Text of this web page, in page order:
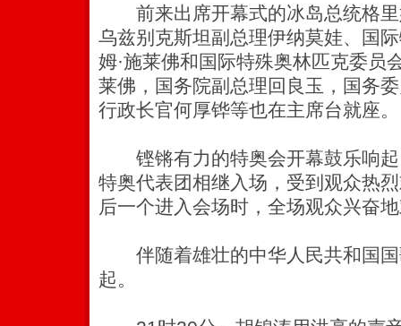
前来出席开幕式的冰岛总统格里
乌兹别克斯坦副总理伊纳莫娃、国
姆·施莱佛和国际特殊奥林匹克委员
莱佛，国务院副总理回良玉，国务
行政长官何厚铧等也在主席台就座。
铿锵有力的特奥会开幕鼓乐响起
特奥代表团相继入场，受到观众热
后一个进入会场时，全场观众兴奋
伴随着雄壮的中华人民共和国国
起。